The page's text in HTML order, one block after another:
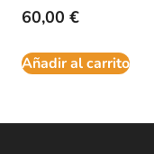
60,00 €
Añadir al carrito